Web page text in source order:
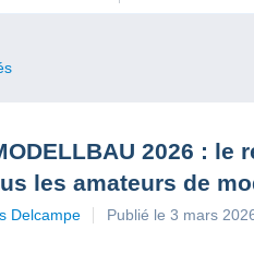
2026 : le
les amateurs de
Delcampe Publié le 3 mars